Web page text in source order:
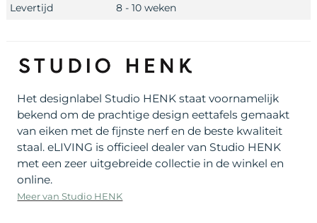
Levertijd
8 - 10 weken
Het designlabel Studio HENK staat voornamelijk
bekend om de prachtige design eettafels gemaakt
van eiken met de fijnste nerf en de beste kwaliteit
staal. eLIVING is officieel dealer van Studio HENK
met een zeer uitgebreide collectie in de winkel en
online.
Meer van Studio HENK